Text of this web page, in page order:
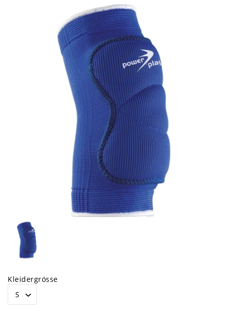
Kleidergrösse